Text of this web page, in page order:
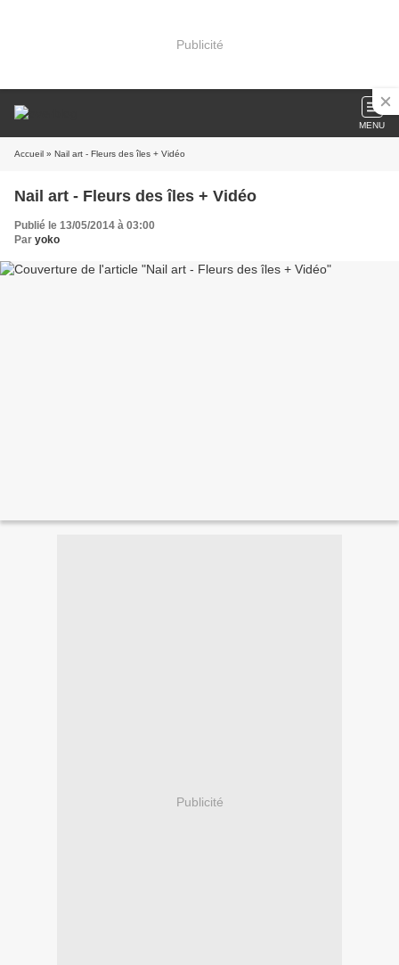
Publicité
MENU
Accueil » Nail art - Fleurs des îles + Vidéo
Nail art - Fleurs des îles + Vidéo
Publié le 13/05/2014 à 03:00
Par yoko
Publicité